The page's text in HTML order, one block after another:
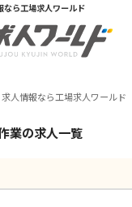
なら工場求人ワールド
人情報なら工場求人ワールド
業の求人一覧